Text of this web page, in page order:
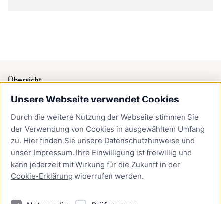
Unsere Webseite verwendet Cookies
Durch die weitere Nutzung der Webseite stimmen Sie
der Verwendung von Cookies in ausgewähltem Umfang
zu. Hier finden Sie unsere Datenschutzhinweise und
unser Impressum. Ihre Einwilligung ist freiwillig und
kann jederzeit mit Wirkung für die Zukunft in der
Cookie-Erklärung widerrufen werden.
Übersicht
Bürgerservice
Presse
Newsletter Lübeck:kompakt
Kontakt
Kontakt